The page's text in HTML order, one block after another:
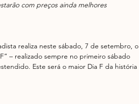
com preços ainda melhores
realiza neste sábado, 7 de setembro, o
– realizado sempre no primeiro sábado
Este será o maior Dia F da história